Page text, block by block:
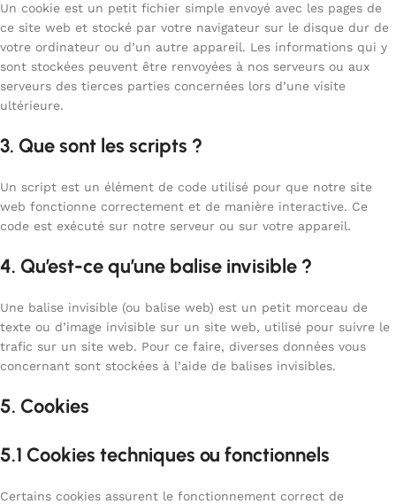
Un cookie est un petit fichier simple envoyé avec les pages de
ce site web et stocké par votre navigateur sur le disque dur de
votre ordinateur ou d’un autre appareil. Les informations qui y
sont stockées peuvent être renvoyées à nos serveurs ou aux
serveurs des tierces parties concernées lors d’une visite
ultérieure.
3. Que sont les scripts ?
Un script est un élément de code utilisé pour que notre site
web fonctionne correctement et de manière interactive. Ce
code est exécuté sur notre serveur ou sur votre appareil.
4. Qu’est-ce qu’une balise invisible ?
Une balise invisible (ou balise web) est un petit morceau de
texte ou d’image invisible sur un site web, utilisé pour suivre le
trafic sur un site web. Pour ce faire, diverses données vous
concernant sont stockées à l’aide de balises invisibles.
5. Cookies
5.1 Cookies techniques ou fonctionnels
Certains cookies assurent le fonctionnement correct de